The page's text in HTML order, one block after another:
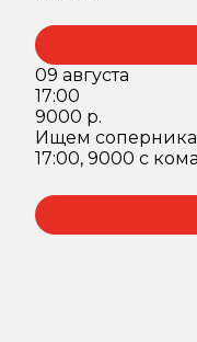
09 августа
17:00
9000 р.
Ищем соперника
17:00, 9000 с